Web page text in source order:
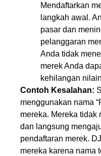
Mendaftarkan
langkah awal.
pasar dan
pelanggaran
Anda tidak
merek Anda
kehilangan
Contoh Kesalahan:
menggunakan nama
mereka. Mereka tidak
dan langsung
pendaftaran merek.
mereka karena nama